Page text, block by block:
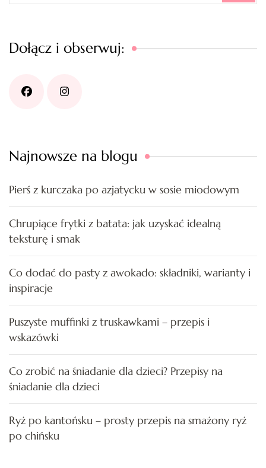
Dołącz i obserwuj:
Najnowsze na blogu
Pierś z kurczaka po azjatycku w sosie miodowym
Chrupiące frytki z batata: jak uzyskać idealną
teksturę i smak
Co dodać do pasty z awokado: składniki, warianty i
inspiracje
Puszyste muffinki z truskawkami – przepis i
wskazówki
Co zrobić na śniadanie dla dzieci? Przepisy na
śniadanie dla dzieci
Ryż po kantońsku – prosty przepis na smażony ryż
po chińsku